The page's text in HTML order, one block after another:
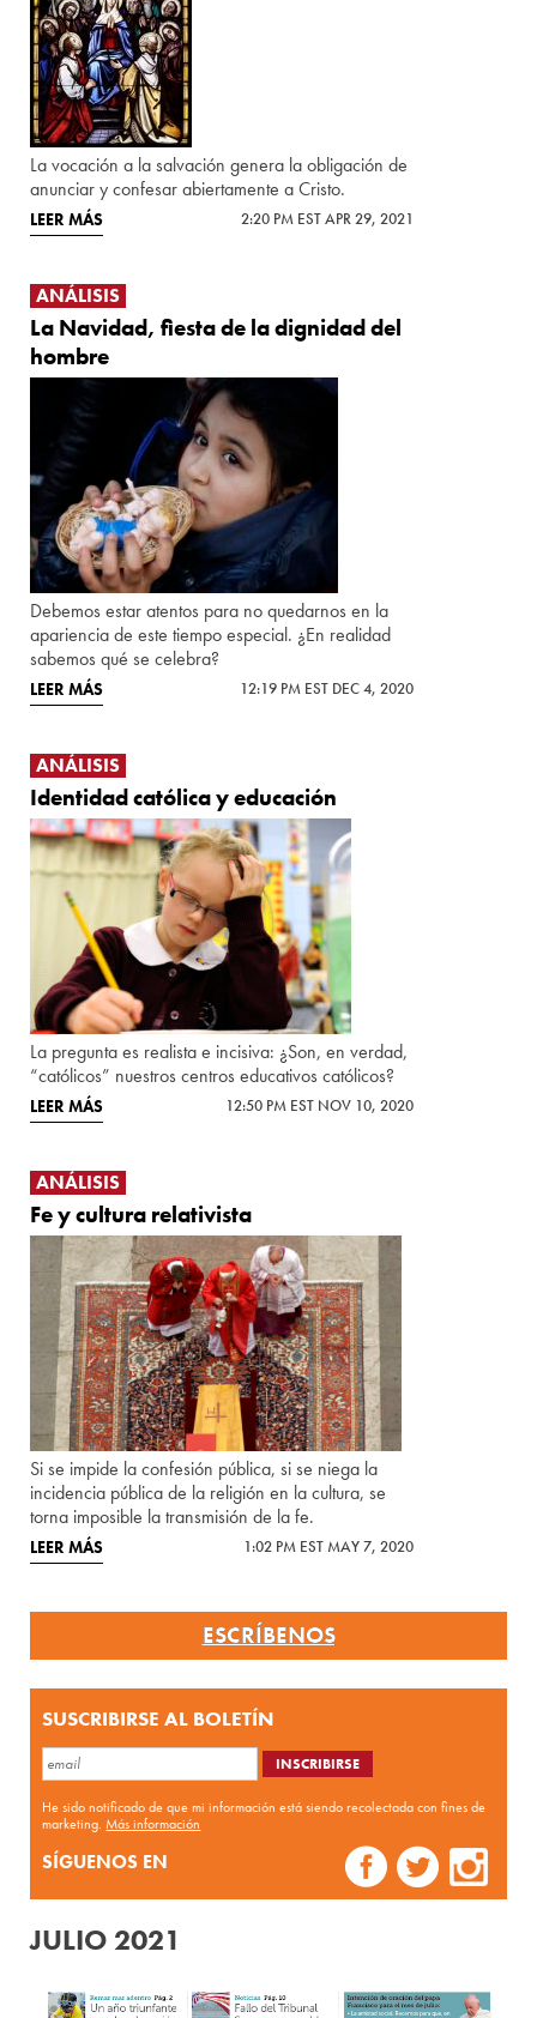
La vocación a la salvación genera la obligación de
anunciar y confesar abiertamente a Cristo.
LEER MÁS 2:20 PM EST APR 29, 2021
ANÁLISIS
La Navidad, fiesta de la dignidad del
hombre
Debemos estar atentos para no quedarnos en la
apariencia de este tiempo especial. ¿En realidad
sabemos qué se celebra?
LEER MÁS 12:19 PM EST DEC 4, 2020
ANÁLISIS
Identidad católica y educación
La pregunta es realista e incisiva: ¿Son, en verdad,
“católicos” nuestros centros educativos católicos?
LEER MÁS 12:50 PM EST NOV 10, 2020
ANÁLISIS
Fe y cultura relativista
Si se impide la confesión pública, si se niega la
incidencia pública de la religión en la cultura, se
torna imposible la transmisión de la fe.
LEER MÁS 1:02 PM EST MAY 7, 2020
ESCRÍBENOS
SUSCRIBIRSE AL BOLETÍN
He sido notificado de que mi información está siendo recolectada con fines de
marketing.Más información
SÍGUENOS EN
JULIO 2021